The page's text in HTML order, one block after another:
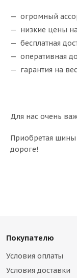
огромный
низкие цены
бесплатная
оперативная
гарантия на
Для нас очень
Приобретая шины
дороге!
Покупателю
Условия оплаты
Условия доставки